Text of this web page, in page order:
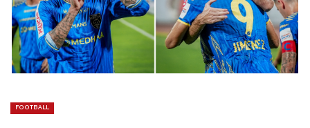
FOOTBALL